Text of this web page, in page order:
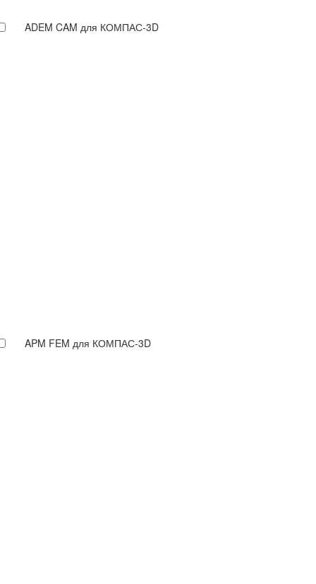
ADEM CAM для КОМПАС-3D
APM FEM для КОМПАС-3D